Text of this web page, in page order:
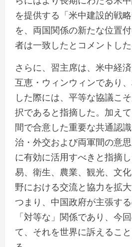
を提供する「米中建設的戦
を、両国関係の新たな位置
者は一致したとコメントした
さらに、習主席は、米中経
互恵・ウィンウィンであり
した際には、平等な協議こ
択であると指摘した。加え
間で合意した重要な共通認
治・外交および両軍間の意
に有効に活用すべきと指摘
易、衛生、農業、観光、文
野における交流と協力を拡大
つまり、中国政府が主張す
「対等な」関係であり、今
て、それを世界に訴えるこ